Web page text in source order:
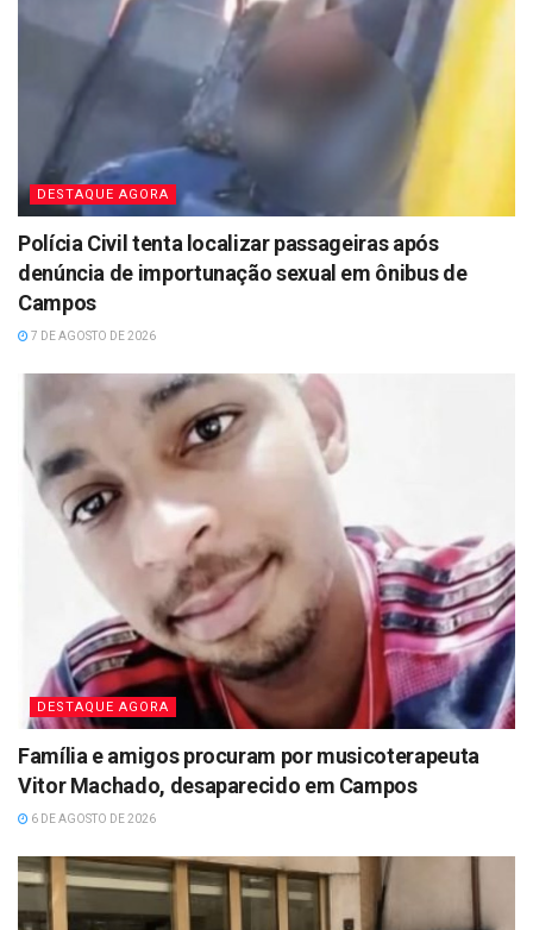
DESTAQUE AGORA
Polícia Civil tenta localizar passageiras após
denúncia de importunação sexual em ônibus de
Campos
7 DE AGOSTO DE 2026
DESTAQUE AGORA
Família e amigos procuram por musicoterapeuta
Vitor Machado, desaparecido em Campos
6 DE AGOSTO DE 2026